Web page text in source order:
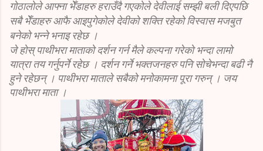
गोठालोले आफ्ना भेँडाहरु हराउँदै गएकोले देवीलाई सम्झी बली दिएपछि
सबै भेँडाहरु आफै आइपुगेकोले देवीको शक्ति रहेको विस्वास मजबुत
बनेको भन्ने भनाइ रहेछ ।
जे होस् पाथीभरा माताको दर्शन गर्न मैले कल्पना गरेको भन्दा लामो
यात्रा तय गर्नुपर्ने रहेछ । दर्शन गर्ने भक्तजनहरु पनि सोचेभन्दा बढी नै
हुने रहेछन् । पाथीभरा माताले सबैको मनोकामना पूरा गरुन् । जय
पाथीभरा माता ।